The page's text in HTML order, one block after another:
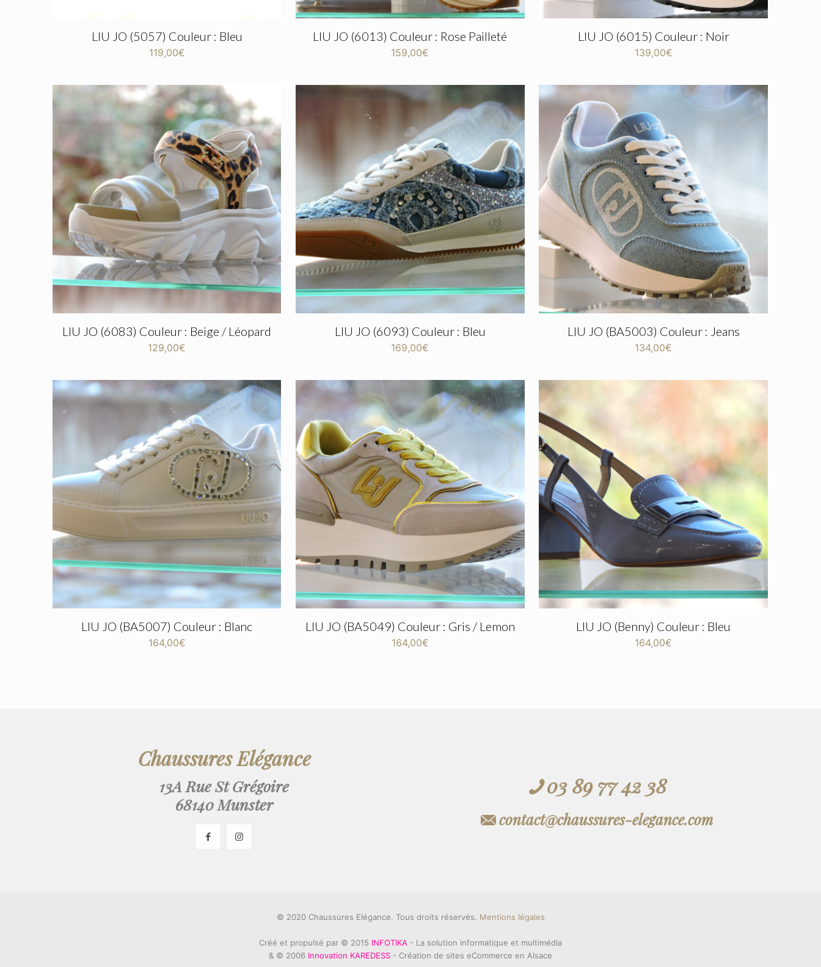
LIU JO (5057) Couleur : Bleu
119,00€
LIU JO (6013) Couleur : Rose Pailleté
159,00€
LIU JO (6015) Couleur : Noir
139,00€
LIU JO (6083) Couleur : Beige / Léopard
129,00€
LIU JO (6093) Couleur : Bleu
169,00€
LIU JO (BA5003) Couleur : Jeans
134,00€
LIU JO (BA5007) Couleur : Blanc
164,00€
LIU JO (BA5049) Couleur : Gris / Lemon
164,00€
LIU JO (Benny) Couleur : Bleu
164,00€
Chaussures Elégance
13A Rue St Grégoire
68140 Munster
03 89 77 42 38
contact@chaussures-elegance.com
© 2020 Chaussures Elégance. Tous droits réservés. Mentions légales
Créé et propulsé par © 2015 INFOTIKA - La solution informatique et multimédia
& © 2006 Innovation KAREDESS - Création de sites eCommerce en Alsace